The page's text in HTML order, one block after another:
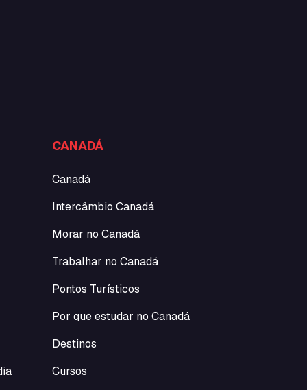
CANADÁ
Canadá
Intercâmbio Canadá
Morar no Canadá
Trabalhar no Canadá
Pontos Turísticos
Por que estudar no Canadá
Destinos
Cursos